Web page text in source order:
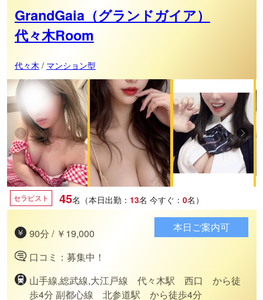
GrandGaia（グランドガイア）
代々木Room
代々木 / マンション型
セラピスト 45名（本日出勤： 13名 今すぐ： 0名）
90分 / ￥19,000
口コミ：募集中！
山手線,総武線,大江戸線 代々木駅 西口 から徒
歩4分 副都心線 北参道駅 から徒歩4分
本日ご案内可